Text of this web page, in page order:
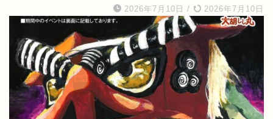
2026年7月10日 / 2026年7月10日